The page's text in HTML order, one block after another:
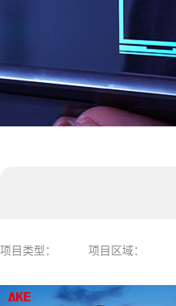
项目类型： 项目区域：